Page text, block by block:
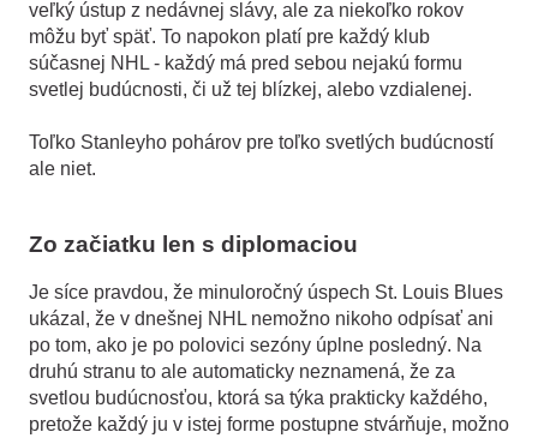
veľký ústup z nedávnej slávy, ale za niekoľko rokov
môžu byť späť. To napokon platí pre každý klub
súčasnej NHL - každý má pred sebou nejakú formu
svetlej budúcnosti, či už tej blízkej, alebo vzdialenej.
Toľko Stanleyho pohárov pre toľko svetlých budúcností
ale niet.
Zo začiatku len s diplomaciou
Je síce pravdou, že minuloročný úspech St. Louis Blues
ukázal, že v dnešnej NHL nemožno nikoho odpísať ani
po tom, ako je po polovici sezóny úplne posledný. Na
druhú stranu to ale automaticky neznamená, že za
svetlou budúcnosťou, ktorá sa týka prakticky každého,
pretože každý ju v istej forme postupne stvárňuje, možno